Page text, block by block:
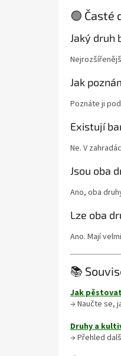
🟢 Časté
Jaký druh
Jak
Poznáte ji
Existují
Ne. V
Jsou oba
Ano, oba
Lze oba
Ano. Mají
📚
Jak
→ Naučte se,
Druhy a
→ Přehled